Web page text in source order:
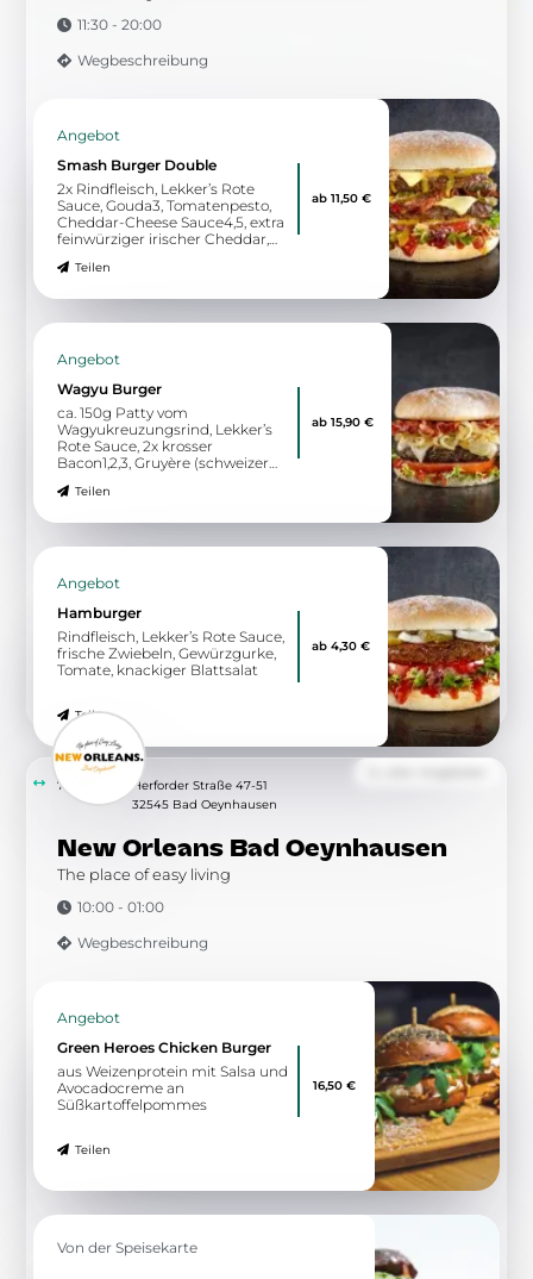
11:30 - 20:00
Wegbeschreibung
Angebot
Smash Burger Double
2x Rindfleisch, Lekker’s Rote
Sauce, Gouda3, Tomatenpesto,
Cheddar-Cheese Sauce4,5, extra
feinwürziger irischer Cheddar,
gegrillte Tomate0, knackiger
Teilen
ab 11,50 €
Angebot
Wagyu Burger
ca. 150g Patty vom
Wagyukreuzungsrind, Lekker’s
Rote Sauce, 2x krosser
Bacon1,2,3, Gruyère (schweizer
Tomate, knackiger Blattsalat
Teilen
ab 15,90 €
Angebot
Hamburger
Rindfleisch, Lekker’s Rote Sauce,
frische Zwiebeln, Gewürzgurke,
Tomate, knackiger Blattsalat
Teilen
ab 4,30 €
New Orleans Bad Oeynhausen
The place of easy living
10:00 - 01:00
Wegbeschreibung
7.49 km
Herforder Straße 47-51
32545 Bad Oeynhausen
Angebot
Green Heroes Chicken Burger
aus Weizenprotein mit Salsa und
Avocadocreme an
Süßkartoffelpommes
Teilen
16,50 €
Von der Speisekarte